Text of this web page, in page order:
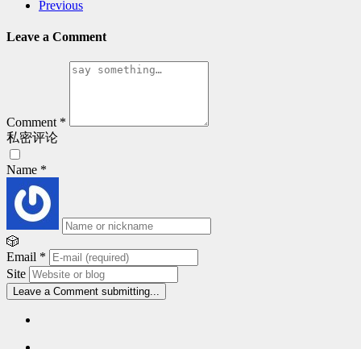
Previous
Leave a Comment
Comment *
私密评论
Name *
🎲
Email *
Site
Leave a Comment submitting...